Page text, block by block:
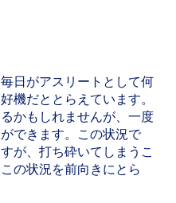
日がアスリートとして何
機だととらえています。
かもしれませんが、一度
できます。この状況で
が、打ち砕いてしまうこ
の状況を前向きにとら